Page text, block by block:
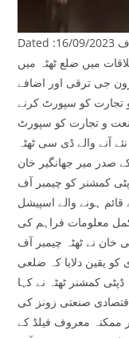
Dated :16/09/2023 ٹھٹہ (نامہ نگار) ڈپٹی کمشنر ٹھٹہ سے چیمبر آف
میں ضلع ٹھٹہ میں
جی ترقی اور اضافے
تجارت کو سپورٹ کرنے
و تجارت کو سپورٹ
آنے والے ڈی سی ٹھٹہ
صدر میر جھانگیر خان
کمشنر کو چیمبر آف
قائم ہونے والے اسپیشل
معلومات فراہم کی
خان نے ٹھٹہ چیمبر آف
یقین دلایا کہ ضلعی
کمشنر ٹھٹہ نے کہا
صنعتی زونز کی
معروف فیلڈ کے